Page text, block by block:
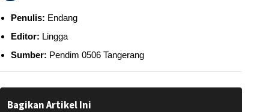
Penulis: Endang
Editor: Lingga
Sumber: Pendim 0506 Tangerang
Bagikan Artikel Ini